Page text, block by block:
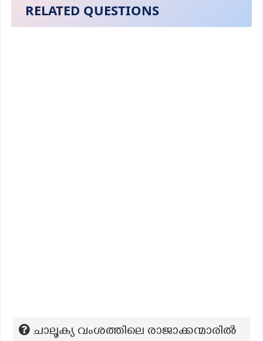
RELATED QUESTIONS
ചാലൂക്യ വംശത്തിലെ രാജാക്കന്മാരിൽ